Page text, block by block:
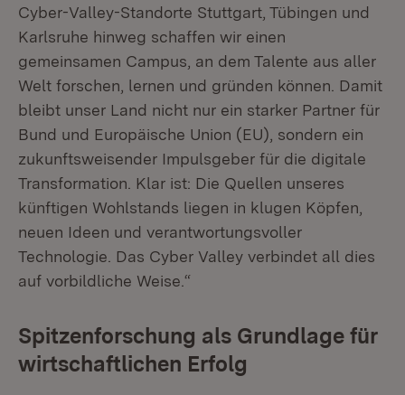
Cyber-Valley-Standorte Stuttgart, Tübingen und
Karlsruhe hinweg schaffen wir einen
gemeinsamen Campus, an dem Talente aus aller
Welt forschen, lernen und gründen können. Damit
bleibt unser Land nicht nur ein starker Partner für
Bund und Europäische Union (EU), sondern ein
zukunftsweisender Impulsgeber für die digitale
Transformation. Klar ist: Die Quellen unseres
künftigen Wohlstands liegen in klugen Köpfen,
neuen Ideen und verantwortungsvoller
Technologie. Das Cyber Valley verbindet all dies
auf vorbildliche Weise.“
Spitzenforschung als Grundlage für
wirtschaftlichen Erfolg